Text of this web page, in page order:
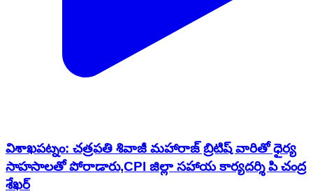
విశాఖపట్నం: చత్రపతి శివాజీ మహారాజ్ బ్రిటిష్ వారితో ధైర్య
సాహసాలతో పోరాడారు,CPI జిల్లా సహాయ కార్యదర్శి పి చంద్ర
శేఖర్